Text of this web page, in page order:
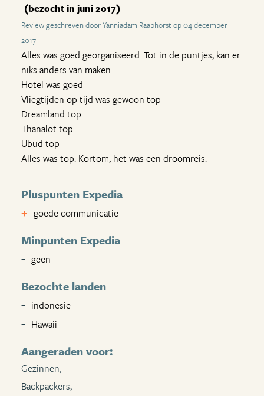
(bezocht in juni 2017)
Review geschreven door Yanniadam Raaphorst op 04 december
2017
Alles was goed georganiseerd. Tot in de puntjes, kan er
niks anders van maken.
Hotel was goed
Vliegtijden op tijd was gewoon top
Dreamland top
Thanalot top
Ubud top
Alles was top. Kortom, het was een droomreis.
Pluspunten Expedia
goede communicatie
Minpunten Expedia
geen
Bezochte landen
indonesië
Hawaii
Aangeraden voor:
Gezinnen,
Backpackers,